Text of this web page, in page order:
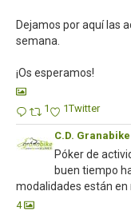
Dejamos por aquí las
semana.
¡Os esperamos!
1 1Twitter
C.D. Granabike
Póker de
buen tiempo
modalidades están en
4